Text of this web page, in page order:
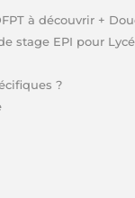
à découvrir +
stage EPI pour
?